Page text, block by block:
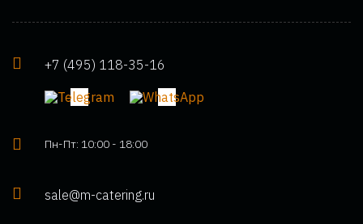
+7 (495) 118-35-16
Пн-Пт: 10:00 - 18:00
sale@m-catering.ru